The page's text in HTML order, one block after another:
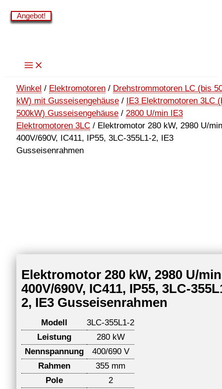
Zum
Inhalt
Winkel / Elektromotoren / Drehstrommotoren LC (bis
kW) mit Gusseisengehäuse / IE3 Elektromotoren 3LC
500kW) Gusseisengehäuse / 2800 U/min IE3
Elektromotoren 3LC / Elektromotor 280 kW, 2980 U/
400V/690V, IC411, IP55, 3LC-355L1-2, IE3
Gusseisenrahmen
Elektromotor 280 kW, 2980 U/
400V/690V, IC411, IP55, 3LC-
2, IE3 Gusseisenrahmen
Modell
3LC-355L1-2
Leistung
280 kW
Nennspannung
400/690 V
Rahmen
355 mm
Pole
2
Angebot!
Angebot!
Angebot!
Angebot!
Angebot!
Angebot!
Angebot!
Angebot!